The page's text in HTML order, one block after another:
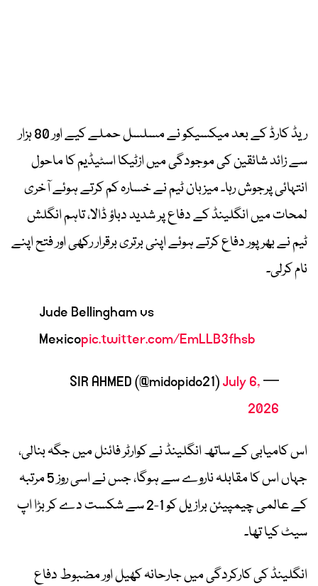
ریڈ کارڈ کے بعد میکسیکو نے مسلسل حملے کیے اور 80 ہزار
سے زائد شائقین کی موجودگی میں ازٹیکا اسٹیڈیم کا ماحول
انتہائی پرجوش رہا۔ میزبان ٹیم نے خسارہ کم کرتے ہوئے آخری
لمحات میں انگلینڈ کے دفاع پر شدید دباؤ ڈالا، تاہم انگلش
ٹیم نے بھرپور دفاع کرتے ہوئے اپنی برتری برقرار رکھی اور فتح اپنے
نام کرلی۔
Jude Bellingham vs
Mexicopic.twitter.com/EmLLB3fhsb
— SIR AHMED (@midopido21)
July 6,
2026
اس کامیابی کے ساتھ انگلینڈ نے کوارٹر فائنل میں جگہ بنالی،
جہاں اس کا مقابلہ ناروے سے ہوگا، جس نے اسی روز 5 مرتبہ
کے عالمی چیمپیئن برازیل کو 1-2 سے شکست دے کر بڑا اپ
سیٹ کیا تھا۔
انگلینڈ کی کارکردگی میں جارحانہ کھیل اور مضبوط دفاع